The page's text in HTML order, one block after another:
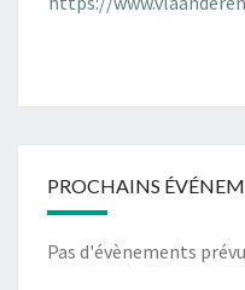
PROCHAINS
Pas d'évènements